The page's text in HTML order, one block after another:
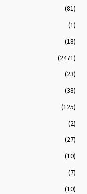
(81)
(1)
(18)
(2471)
(23)
(38)
(125)
(2)
(27)
(10)
(7)
(10)